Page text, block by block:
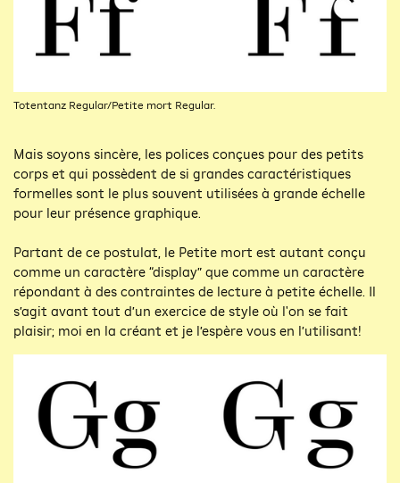
Totentanz Regular/Petite mort Regular.
Mais soyons sincère, les polices conçues pour des petits
corps et qui possèdent de si grandes caractéristiques
formelles sont le plus souvent utilisées à grande échelle
pour leur présence graphique.
Partant de ce postulat, le Petite mort est autant conçu
comme un caractère “display” que comme un caractère
répondant à des contraintes de lecture à petite échelle. Il
s’agit avant tout d’un exercice de style où l'on se fait
plaisir; moi en la créant et je l’espère vous en l’utilisant!